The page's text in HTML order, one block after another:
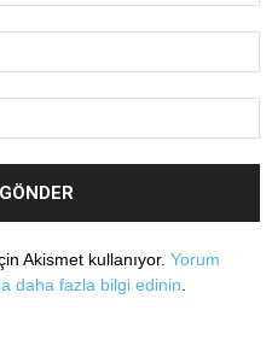
Akismet kullanıyor. Yorum
daha fazla bilgi edinin